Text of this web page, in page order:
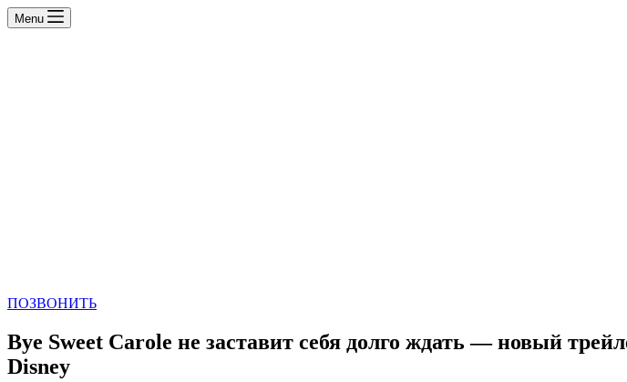
Menu
ПОЗВОНИТЬ
Bye Sweet Carole не заставит себя долго ждать — новый
Disney